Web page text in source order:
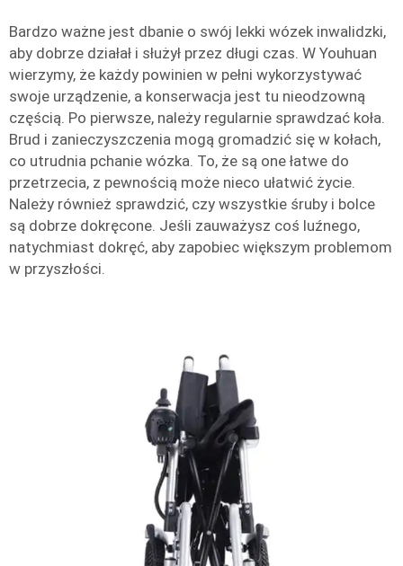
Bardzo ważne jest dbanie o swój lekki wózek inwalidzki,
aby dobrze działał i służył przez długi czas. W Youhuan
wierzymy, że każdy powinien w pełni wykorzystywać
swoje urządzenie, a konserwacja jest tu nieodzowną
częścią. Po pierwsze, należy regularnie sprawdzać koła.
Brud i zanieczyszczenia mogą gromadzić się w kołach,
co utrudnia pchanie wózka. To, że są one łatwe do
przetrzecia, z pewnością może nieco ułatwić życie.
Należy również sprawdzić, czy wszystkie śruby i bolce
są dobrze dokręcone. Jeśli zauważysz coś luźnego,
natychmiast dokręć, aby zapobiec większym problemom
w przyszłości.